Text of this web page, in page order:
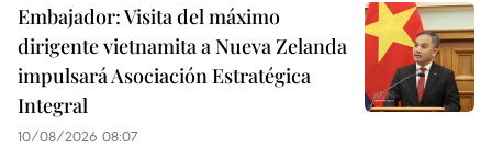
Embajador: Visita del máximo
dirigente vietnamita a Nueva Zelanda
impulsará Asociación Estratégica
Integral
10/08/2026 08:07